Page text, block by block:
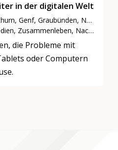
in der digitalen Welt
Ausland, Bern & Solothurn, Genf, Graubünden, Neuenburg & Jura, Nordwestschweiz, Ostschweiz, Tessin, Wallis, Ganze Schweiz, Waadt & Freiburg, Zentralschweiz, Zürich
Kommunikation & Medien, Zusammenleben, Nachbarschaft & Quartiere, Gemeinnütziges Engagement
die Probleme mit
oder Computern